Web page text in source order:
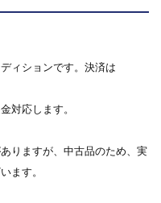
ィションです。決済は
対応します。
りますが、中古品のため、実
ます。